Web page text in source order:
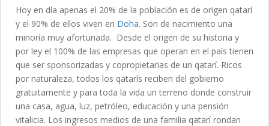
Hoy en día apenas el 20% de la población es de origen qatarí
y el 90% de ellos viven en Doha. Son de nacimiento una
minoría muy afortunada. Desde el origen de su historia y
por ley el 100% de las empresas que operan en el país tienen
que ser sponsorizadas y copropietarias de un qatarí. Ricos
por naturaleza, todos los qatarís reciben del gobierno
gratuitamente y para toda la vida un terreno donde construir
una casa, agua, luz, petróleo, educación y una pensión
vitalicia. Los ingresos medios de una familia qatarí rondan